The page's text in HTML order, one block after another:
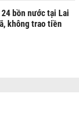
bồn nước tại Lai
không trao tiền